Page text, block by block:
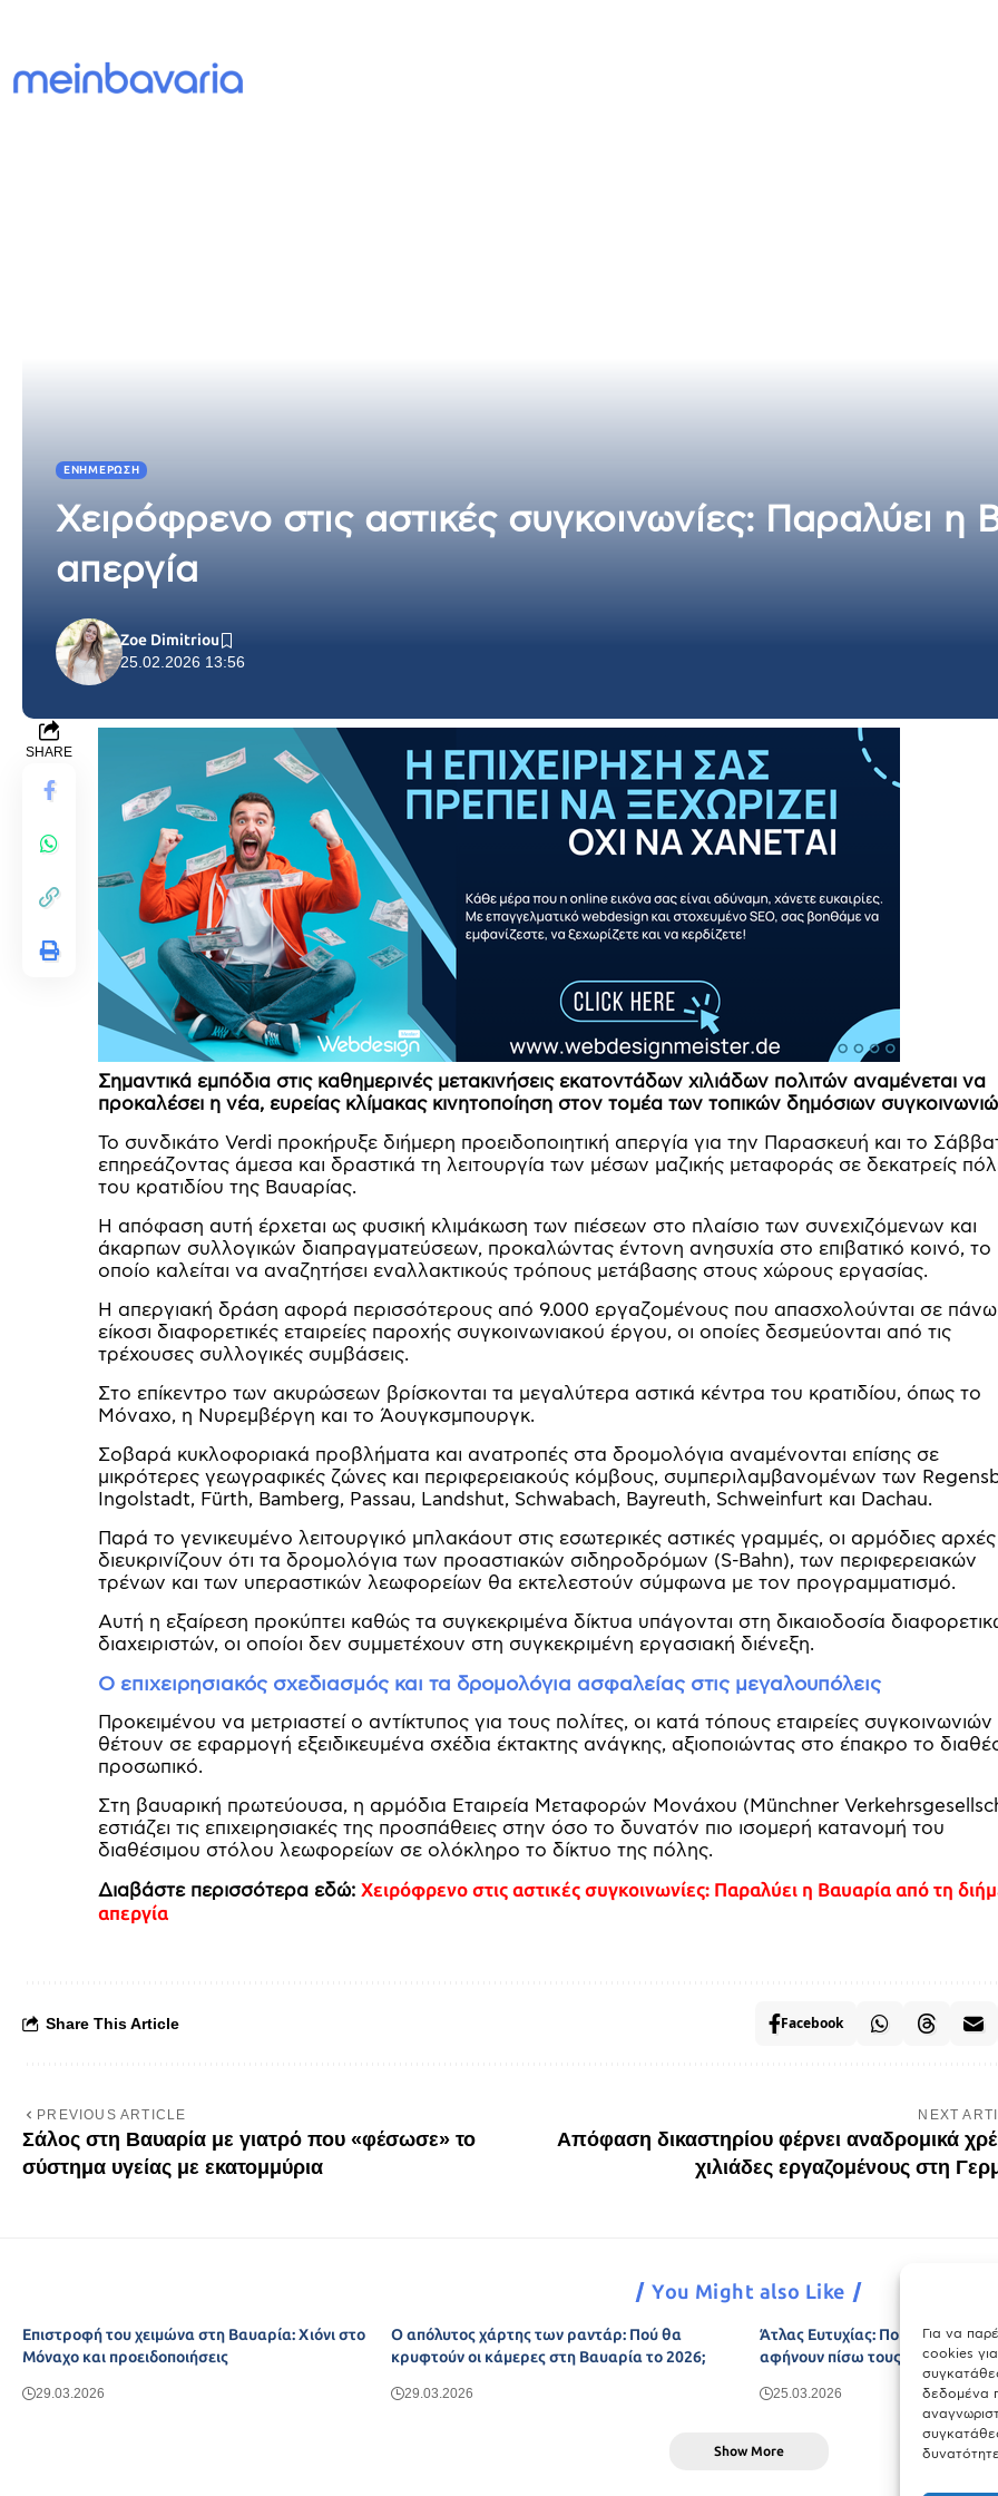
Για να
cookies
δεδομένα
ΕΝΗΜΈΡΩΣΗ
Χειρόφρενο στις αστικές συγκοινωνίες: Παραλύει
απεργία
25.02.2026 13:56
Zoe Dimitriou
SHARE
Σημαντικά εμπόδια στις καθημερινές μετακινήσεις εκατοντάδων χιλιάδων πολιτών αναμένεται να
προκαλέσει η νέα, ευρείας κλίμακας κινητοποίηση στον τομέα των τοπικών δημόσιων
Το συνδικάτο Verdi προκήρυξε διήμερη προειδοποιητική απεργία για την Παρασκευή και το
επηρεάζοντας άμεσα και δραστικά τη λειτουργία των μέσων μαζικής μεταφοράς σε δεκατρείς
του κρατιδίου της Βαυαρίας.
Η απόφαση αυτή έρχεται ως φυσική κλιμάκωση των πιέσεων στο πλαίσιο των συνεχιζόμενων και
άκαρπων συλλογικών διαπραγματεύσεων, προκαλώντας έντονη ανησυχία στο επιβατικό κοινό, το
οποίο καλείται να αναζητήσει εναλλακτικούς τρόπους μετάβασης στους χώρους εργασίας.
Η απεργιακή δράση αφορά περισσότερους από 9.000 εργαζομένους που απασχολούνται σε
είκοσι διαφορετικές εταιρείες παροχής συγκοινωνιακού έργου, οι οποίες δεσμεύονται από τις
τρέχουσες συλλογικές συμβάσεις.
Στο επίκεντρο των ακυρώσεων βρίσκονται τα μεγαλύτερα αστικά κέντρα του κρατιδίου, όπως το
Μόναχο, η Νυρεμβέργη και το Άουγκσμπουργκ.
Σοβαρά κυκλοφοριακά προβλήματα και ανατροπές στα δρομολόγια αναμένονται επίσης σε
μικρότερες γεωγραφικές ζώνες και περιφερειακούς κόμβους, συμπεριλαμβανομένων των
Ingolstadt, Fürth, Bamberg, Passau, Landshut, Schwabach, Bayreuth, Schweinfurt και Dachau.
Παρά το γενικευμένο λειτουργικό μπλακάουτ στις εσωτερικές αστικές γραμμές, οι αρμόδιες αρχές
διευκρινίζουν ότι τα δρομολόγια των προαστιακών σιδηροδρόμων (S-Bahn), των περιφερειακών
τρένων και των υπεραστικών λεωφορείων θα εκτελεστούν σύμφωνα με τον προγραμματισμό.
Αυτή η εξαίρεση προκύπτει καθώς τα συγκεκριμένα δίκτυα υπάγονται στη δικαιοδοσία
διαχειριστών, οι οποίοι δεν συμμετέχουν στη συγκεκριμένη εργασιακή διένεξη.
Ο επιχειρησιακός σχεδιασμός και τα δρομολόγια ασφαλείας στις μεγαλουπόλεις
Προκειμένου να μετριαστεί ο αντίκτυπος για τους πολίτες, οι κατά τόπους εταιρείες συγκοινωνιών
θέτουν σε εφαρμογή εξειδικευμένα σχέδια έκτακτης ανάγκης, αξιοποιώντας στο έπακρο το
προσωπικό.
Στη βαυαρική πρωτεύουσα, η αρμόδια Εταιρεία Μεταφορών Μονάχου (Münchner
εστιάζει τις επιχειρησιακές της προσπάθειες στην όσο το δυνατόν πιο ισομερή κατανομή του
διαθέσιμου στόλου λεωφορείων σε ολόκληρο το δίκτυο της πόλης.
Διαβάστε περισσότερα εδώ: Χειρόφρενο στις αστικές συγκοινωνίες: Παραλύει η Βαυαρία από τη
απεργία
Share This Article Facebook
PREVIOUS ARTICLE
Σάλος στη Βαυαρία με γιατρό που «φέσωσε» το
σύστημα υγείας με εκατομμύρια
NEXT
Απόφαση δικαστηρίου φέρνει αναδρομικά
χιλιάδες εργαζομένους στη
You Might also Like
Επιστροφή του χειμώνα στη Βαυαρία: Χιόνι στο
Μόναχο και προειδοποιήσεις
29.03.2026
Ο απόλυτος χάρτης των ραντάρ: Πού θα
κρυφτούν οι κάμερες στη Βαυαρία το 2026;
29.03.2026
Άτλας Ευτυχίας: Ποιες πόλεις
αφήνουν πίσω τους το Μόναχο;
25.03.2026
Show More